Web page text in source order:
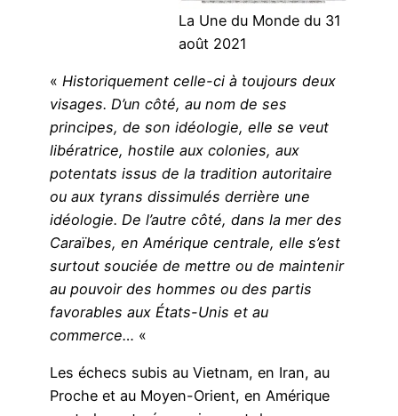
La Une du Monde du 31
août 2021
« Historiquement celle-ci à toujours deux
visages. D’un côté, au nom de ses
principes, de son idéologie, elle se veut
libératrice, hostile aux colonies, aux
potentats issus de la tradition autoritaire
ou aux tyrans dissimulés derrière une
idéologie. De l’autre côté, dans la mer des
Caraïbes, en Amérique centrale, elle s’est
surtout souciée de mettre ou de maintenir
au pouvoir des hommes ou des partis
favorables aux États-Unis et au
commerce… «
Les échecs subis au Vietnam, en Iran, au
Proche et au Moyen-Orient, en Amérique